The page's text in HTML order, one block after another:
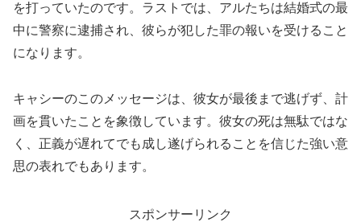
を打っていたのです。ラストでは、アルたちは結婚式の最
中に警察に逮捕され、彼らが犯した罪の報いを受けること
になります。
キャシーのこのメッセージは、彼女が最後まで逃げず、計
画を貫いたことを象徴しています。彼女の死は無駄ではな
く、正義が遅れてでも成し遂げられることを信じた強い意
思の表れでもあります。
スポンサーリンク